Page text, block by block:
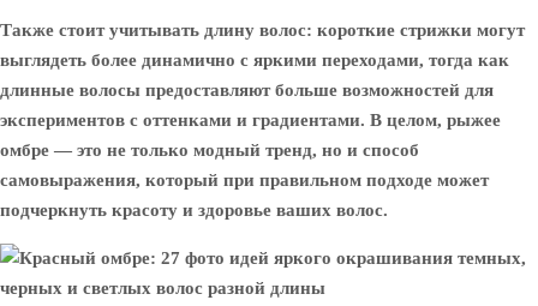
Также стоит учитывать длину волос: короткие стрижки могут
выглядеть более динамично с яркими переходами, тогда как
длинные волосы предоставляют больше возможностей для
экспериментов с оттенками и градиентами. В целом, рыжее
омбре — это не только модный тренд, но и способ
самовыражения, который при правильном подходе может
подчеркнуть красоту и здоровье ваших волос.